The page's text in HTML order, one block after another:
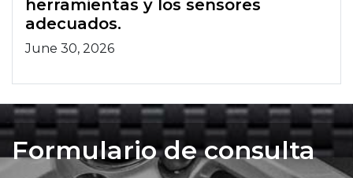
herramientas y los sensores
adecuados.
June 30, 2026
Formulario de consulta